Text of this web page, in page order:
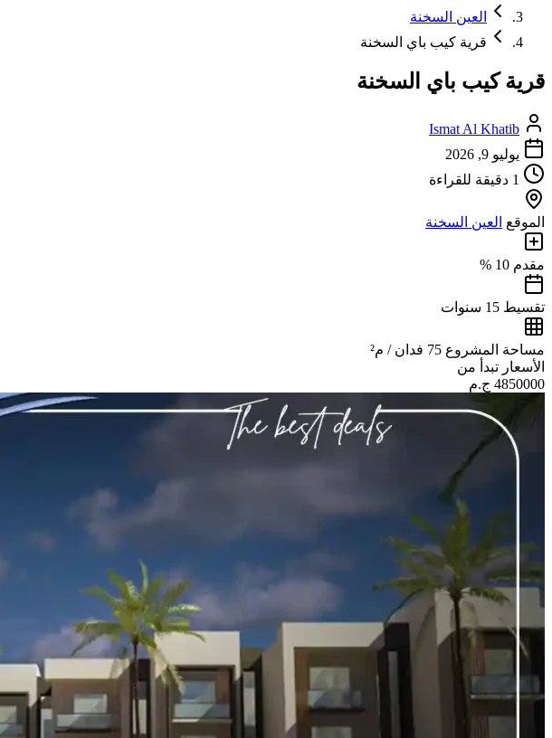
العين السخنة
قرية كيب باي السخنة
قرية كيب باي السخنة
Ismat Al Khatib
يوليو 9, 2026
1 دقيقة للقراءة
الموقع العين السخنة
مقدم 10 %
تقسيط 15 سنوات
مساحة المشروع 75 فدان / م²
الأسعار تبدأ من
4850000 ج.م